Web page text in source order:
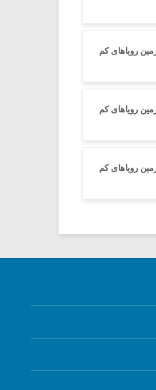
رویاهای کم
رویاهای کم
رویاهای کم